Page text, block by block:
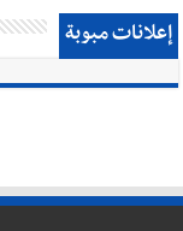
إعلانات مبوبة